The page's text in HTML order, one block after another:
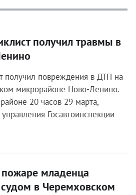
получил травмы в
получил повреждения в ДТП на
микрорайоне Ново-Ленино.
20 часов 29 марта,
Госавтоинспекции
младенца
в Черемховском